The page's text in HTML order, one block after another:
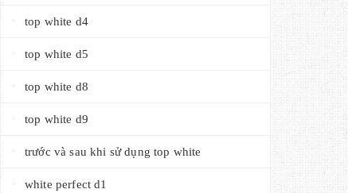
top white d4
top white d5
top white d8
top white d9
trước và sau khi sử dụng top white
white perfect d1